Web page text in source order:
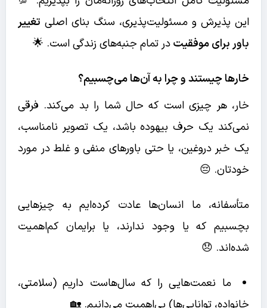
این پذیرش و مسئولیت‌پذیری، سنگ بنای اصلی تغییر
باور برای موفقیتدر تمام جنبه‌های زندگی است. 🌟
خارها چیستند و چرا به آن‌ها می‌چسبیم؟
خار، هر چیزی است که حال شما را بد می‌کند. فرقی
نمی‌کند یک حرف بیهوده باشد، یک تصویر نامناسب،
یک خبر دروغین، یا حتی باورهای منفی و غلط در مورد
خودتان. 😔
متأسفانه، ما انسان‌ها عادت کرده‌ایم به چیزهایی
بچسبیم که یا وجود ندارند، یا برایمان کم‌اهمیت
شده‌اند. 😞
ما نعمت‌هایی را که سال‌هاست داریم (سلامتی،
خانواده، توانایی‌ها) بی‌اهمیت می‌دانیم. 🏡